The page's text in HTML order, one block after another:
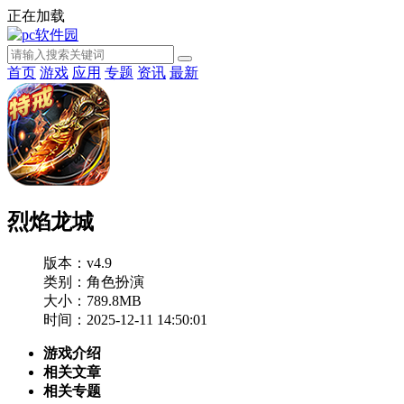
正在加载
首页 游戏 应用 专题 资讯 最新
烈焰龙城
版本：v4.9
类别：角色扮演
大小：789.8MB
时间：2025-12-11 14:50:01
游戏介绍
相关文章
相关专题